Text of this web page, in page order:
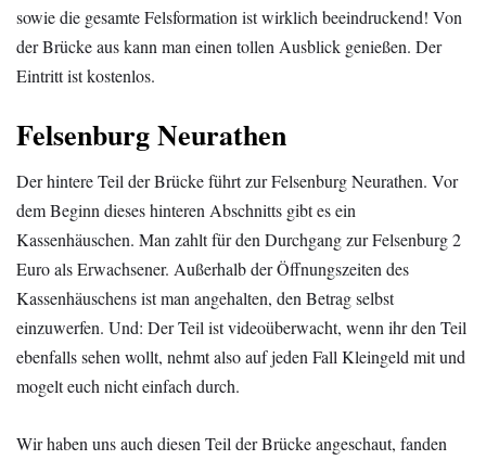
sowie die gesamte Felsformation ist wirklich beeindruckend! Von
der Brücke aus kann man einen tollen Ausblick genießen. Der
Eintritt ist kostenlos.
Felsenburg Neurathen
Der hintere Teil der Brücke führt zur Felsenburg Neurathen. Vor
dem Beginn dieses hinteren Abschnitts gibt es ein
Kassenhäuschen. Man zahlt für den Durchgang zur Felsenburg 2
Euro als Erwachsener. Außerhalb der Öffnungszeiten des
Kassenhäuschens ist man angehalten, den Betrag selbst
einzuwerfen. Und: Der Teil ist videoüberwacht, wenn ihr den Teil
ebenfalls sehen wollt, nehmt also auf jeden Fall Kleingeld mit und
mogelt euch nicht einfach durch.
Wir haben uns auch diesen Teil der Brücke angeschaut, fanden